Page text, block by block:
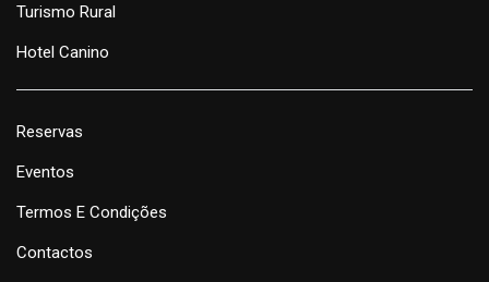
Turismo Rural
Hotel Canino
Reservas
Eventos
Termos E Condições
Contactos